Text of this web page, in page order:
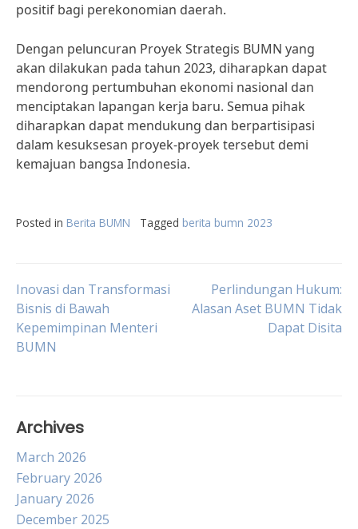
positif bagi perekonomian daerah.
Dengan peluncuran Proyek Strategis BUMN yang
akan dilakukan pada tahun 2023, diharapkan dapat
mendorong pertumbuhan ekonomi nasional dan
menciptakan lapangan kerja baru. Semua pihak
diharapkan dapat mendukung dan berpartisipasi
dalam kesuksesan proyek-proyek tersebut demi
kemajuan bangsa Indonesia.
Posted in Berita BUMN Tagged berita bumn 2023
Post
navigation
Inovasi dan Transformasi
Bisnis di Bawah
Kepemimpinan Menteri
BUMN
Perlindungan Hukum:
Alasan Aset BUMN Tidak
Dapat Disita
Archives
March 2026
February 2026
January 2026
December 2025